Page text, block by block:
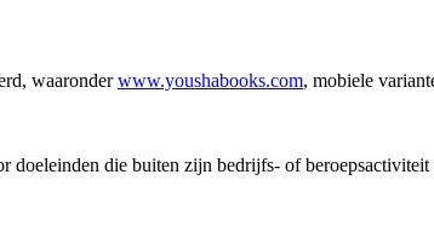
waaronderwww.youshabooks.com, mobiele
doeleinden die buiten zijn bedrijfs- of